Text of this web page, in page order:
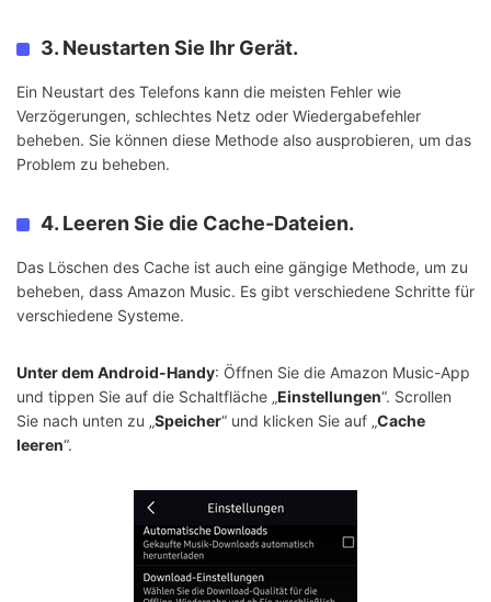
3. Neustarten Sie Ihr Gerät.
Ein Neustart des Telefons kann die meisten Fehler wie
Verzögerungen, schlechtes Netz oder Wiedergabefehler
beheben. Sie können diese Methode also ausprobieren, um das
Problem zu beheben.
4. Leeren Sie die Cache-Dateien.
Das Löschen des Cache ist auch eine gängige Methode, um zu
beheben, dass Amazon Music. Es gibt verschiedene Schritte für
verschiedene Systeme.
Unter dem Android-Handy: Öffnen Sie die Amazon Music-App
und tippen Sie auf die Schaltfläche „Einstellungen“. Scrollen
Sie nach unten zu „Speicher“ und klicken Sie auf „Cache
leeren“.